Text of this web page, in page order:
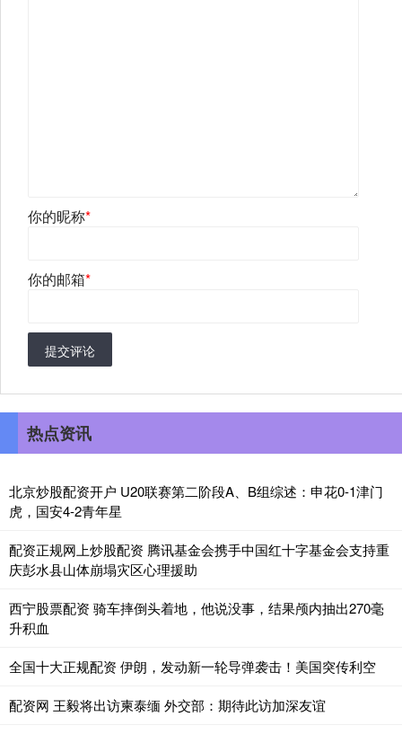
你的昵称*
你的邮箱*
提交评论
热点资讯
北京炒股配资开户 U20联赛第二阶段A、B组综述：申花0-1津门
虎，国安4-2青年星
配资正规网上炒股配资 腾讯基金会携手中国红十字基金会支持重
庆彭水县山体崩塌灾区心理援助
西宁股票配资 骑车摔倒头着地，他说没事，结果颅内抽出270毫
升积血
全国十大正规配资 伊朗，发动新一轮导弹袭击！美国突传利空
配资网 王毅将出访柬泰缅 外交部：期待此访加深友谊